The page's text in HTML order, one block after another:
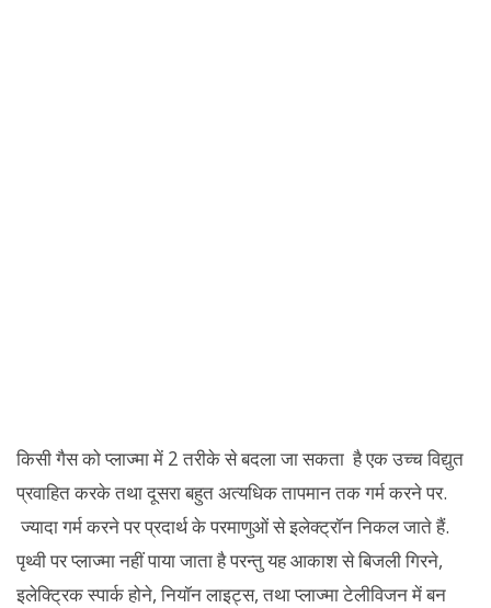
किसी गैस को प्लाज्मा में 2 तरीके से बदला जा सकता है एक उच्च विद्युत
प्रवाहित करके तथा दूसरा बहुत अत्यधिक तापमान तक गर्म करने पर.
ज्यादा गर्म करने पर प्रदार्थ के परमाणुओं से इलेक्ट्रॉन निकल जाते हैं.
पृथ्वी पर प्लाज्मा नहीं पाया जाता है परन्तु यह आकाश से बिजली गिरने,
इलेक्ट्रिक स्पार्क होने, नियॉन लाइट्स, तथा प्लाज्मा टेलीविजन में बन